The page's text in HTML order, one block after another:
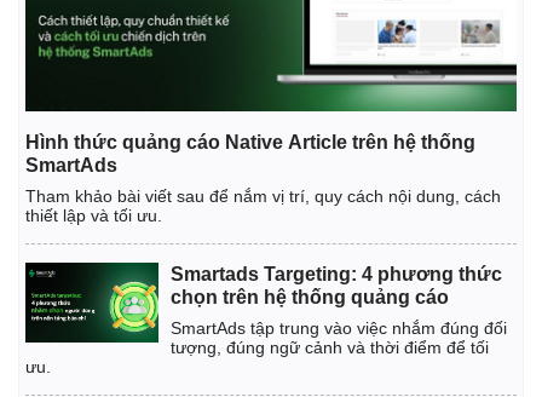
Hình thức quảng cáo Native Article trên hệ thống
SmartAds
Tham khảo bài viết sau để nắm vị trí, quy cách nội dung, cách
thiết lập và tối ưu.
Smartads Targeting: 4 phương thức
chọn trên hệ thống quảng cáo
SmartAds tập trung vào việc nhắm đúng đối
tượng, đúng ngữ cảnh và thời điểm để tối
ưu.